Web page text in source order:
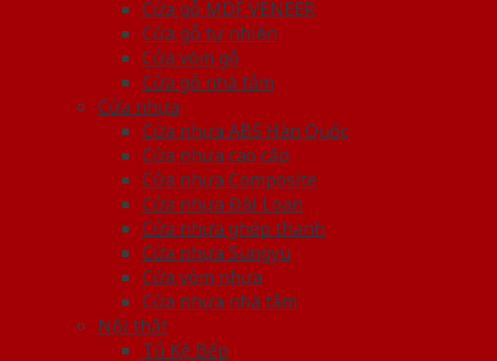
Cửa gỗ MDF VENEER
Cửa gỗ tự nhiên
Cửa vòm gỗ
Cửa gỗ nhà tắm
Cửa nhựa
Cửa nhựa ABS Hàn Quốc
Cửa nhựa cao cấp
Cửa nhựa Composite
Cửa nhựa Đài Loan
Cửa nhựa ghép thanh
Cửa nhựa Sungyu
Cửa vòm nhựa
Cửa nhựa nhà tắm
Nội thất
Tủ Kệ Bếp